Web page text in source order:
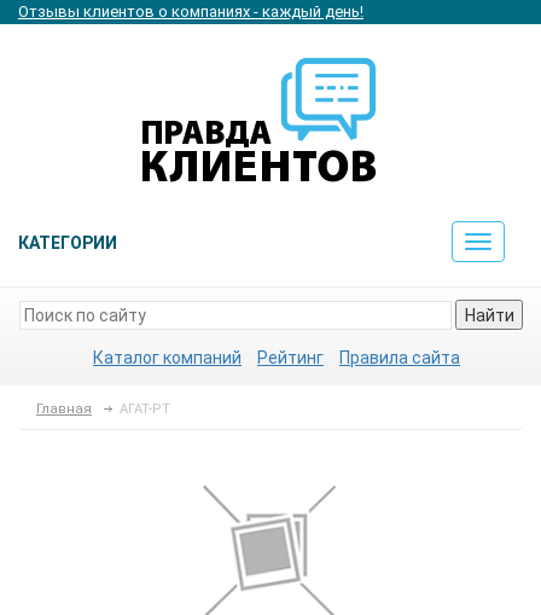
Отзывы клиентов о компаниях - каждый день!
КАТЕГОРИИ
Toggle
Найти
Каталог компаний Рейтинг Правила сайта
Главная АГАТ-РТ